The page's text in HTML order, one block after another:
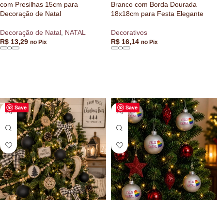
com Presilhas 15cm para
Decoração de Natal
Decoração de Natal NATAL
R$ 13,29 no Pix
Branco com Borda Dourada
18x18cm para Festa Elegante
Decorativos
R$ 16,14 no Pix
Save Save